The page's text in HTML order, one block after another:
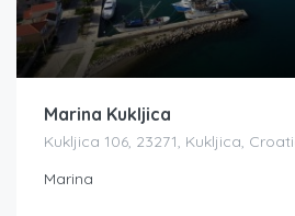
Marina Kukljica
Kukljica 106, 23271, Kukljica,
Marina